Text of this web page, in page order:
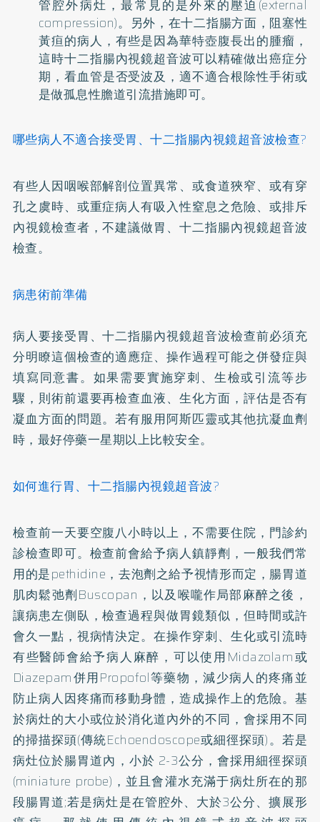
管腔外病灶，最常見的是外來的壓迫(external
compression)。另外，在十二指腸方面，阻塞性
黃疸的病人，有些是因為華特壺腹長出的腫瘤，
這時十二指腸內視鏡超音波可以精確做出癌症分
期，看血管是否受波及，適不適合根除性手術或
是做孤息性膽道引流措施即可。
哪些病人不適合接受胃、十二指腸內視鏡超音波檢查?
有些人因咽喉部解剖位置異常、或食道狹窄、或有穿
孔之虞時、或重症病人有吸入性窒息之危險、或排斥
內視鏡檢查者，不建議做胃、十二指腸內視鏡超音波
檢查。
病患術前準備
病人要接受胃、十二指腸內視鏡超音波檢查前必須充
分明瞭這個檢查的適應症、操作過程可能之併發症與
填寫同意書。如果需要實施穿刺、生檢或引流等步
驟，則術前還要再檢查血液、生化方面，評估是否有
凝血方面的問題。若有服用阿斯匹靈或其他抗凝血劑
時，最好停藥一星期以上比較安全。
如何進行胃、十二指腸內視鏡超音波?
檢查前一天要空腹八小時以上，不需要住院，門診約
診檢查即可。檢查前會給予病人鎮靜劑，一般我們常
用的是pethidine，去泡劑之給予視情形而定，腸胃道
肌肉鬆弛劑Buscopan，以及喉嚨作局部麻醉之後，
讓病患左側臥，檢查過程與做胃鏡類似，但時間或許
會久一點，視病情決定。在操作穿刺、生化或引流時
有些醫師會給予病人麻醉，可以使用Midazolam或
Diazepam併用Propofol等藥物，減少病人的疼痛並
防止病人因疼痛而移動身體，造成操作上的危險。基
於病灶的大小或位於消化道內外的不同，會採用不同
的掃描探頭(傳統Echoendoscope或細徑探頭)。若是
病灶位於腸胃道內，小於 2-3公分，會採用細徑探頭
(miniature probe)，並且會灌水充滿于病灶所在的那
段腸胃道;若是病灶是在管腔外、大於3公分、擴展形